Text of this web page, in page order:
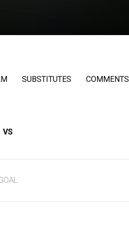
SUBSTITUTES COMMENTS
VS